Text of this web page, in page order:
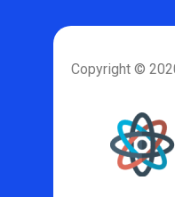
Copyright ©